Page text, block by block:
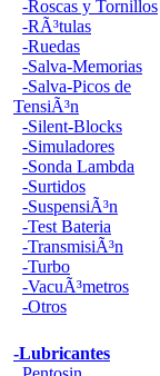
-Roscas y Tornillos
-RÃ³tulas
-Ruedas
-Salva-Memorias
-Salva-Picos de
TensiÃ³n
-Silent-Blocks
-Simuladores
-Sonda Lambda
-Surtidos
-SuspensiÃ³n
-Test Bateria
-TransmisiÃ³n
-Turbo
-VacuÃ³metros
-Otros
-Lubricantes